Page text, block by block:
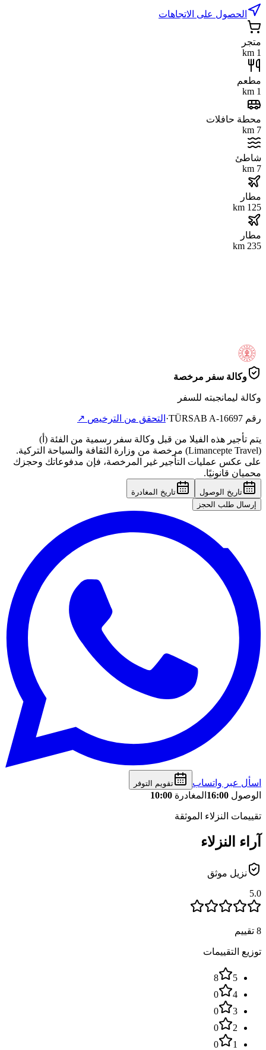
الحصول على الاتجاهات
متجر
1 km
مطعم
1 km
محطة حافلات
7 km
شاطئ
7 km
مطار
125 km
مطار
235 km
وكالة سفر مرخصة
وكالة ليمانجبته للسفر
رقم TÜRSAB A-16697
· التحقق من الترخيص ↗
يتم تأجير هذه الفيلا من قبل وكالة سفر رسمية من الفئة (أ)
(Limancepte Travel) مرخصة من وزارة الثقافة والسياحة التركية.
على عكس عمليات التأجير غير المرخصة، فإن مدفوعاتك وحجزك
محميان قانونيًا.
تاريخ الوصول
تاريخ المغادرة
إرسال طلب الحجز
اسأل عبر واتساب تقويم التوفر
الوصول 16:00 المغادرة 10:00
تقييمات النزلاء الموثقة
آراء النزلاء
نزيل موثق
5.0
8 تقييم
توزيع التقييمات
5
8
4
0
3
0
2
0
1
0